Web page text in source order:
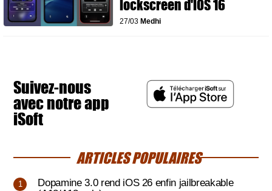
lockscreen d'iOS 16
27/03 Medhi
Suivez-nous
avec notre app
iSoft
ARTICLES POPULAIRES
Dopamine 3.0 rend iOS 26 enfin jailbreakable